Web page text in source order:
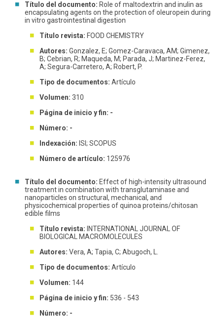
Título del documento: Role of maltodextrin and inulin as
encapsulating agents on the protection of oleuropein during
in vitro gastrointestinal digestion
Título revista: FOOD CHEMISTRY
Autores: Gonzalez, E; Gomez-Caravaca, AM; Gimenez,
B; Cebrian, R; Maqueda, M; Parada, J; Martinez-Ferez,
A; Segura-Carretero, A; Robert, P.
Tipo de documentos: Artículo
Volumen: 310
Página de inicio y fin: -
Número: -
Indexación: ISI; SCOPUS
Número de artículo: 125976
Título del documento: Effect of high-intensity ultrasound
treatment in combination with transglutaminase and
nanoparticles on structural, mechanical, and
physicochemical properties of quinoa proteins/chitosan
edible films
Título revista: INTERNATIONAL JOURNAL OF
BIOLOGICAL MACROMOLECULES
Autores: Vera, A; Tapia, C; Abugoch, L.
Tipo de documentos: Artículo
Volumen: 144
Página de inicio y fin: 536 - 543
Número: -